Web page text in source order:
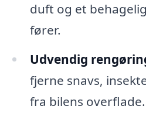
duft og et
fører.
Udvendig
fjerne snavs,
fra bilens